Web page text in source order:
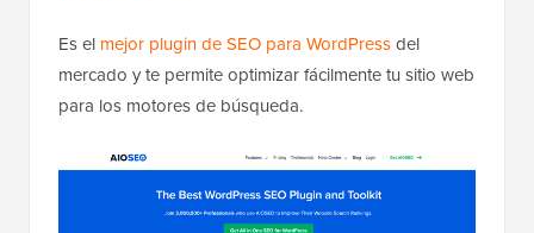
Es el mejor plugin de SEO para WordPressdel
mercado y te permite optimizar fácilmente tu sitio web
para los motores de búsqueda.